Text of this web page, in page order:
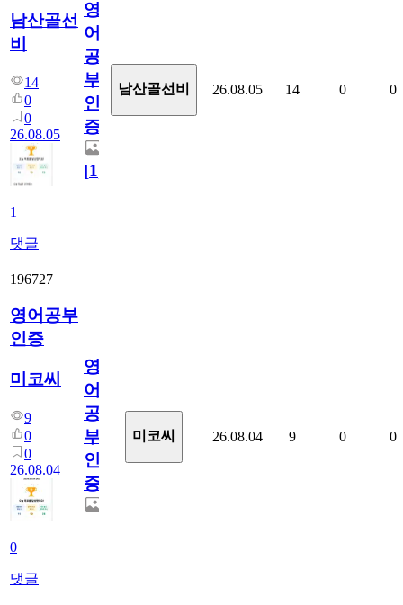
남산골선
비
14
0
0
26.08.05
1
댓글
영
어
공
부
인
증
[1]
남산골선비 26.08.05 14 0 0
196727
영어공부
인증
미코씨
9
0
0
26.08.04
0
댓글
영
어
공
부
인
증
미코씨 26.08.04 9 0 0